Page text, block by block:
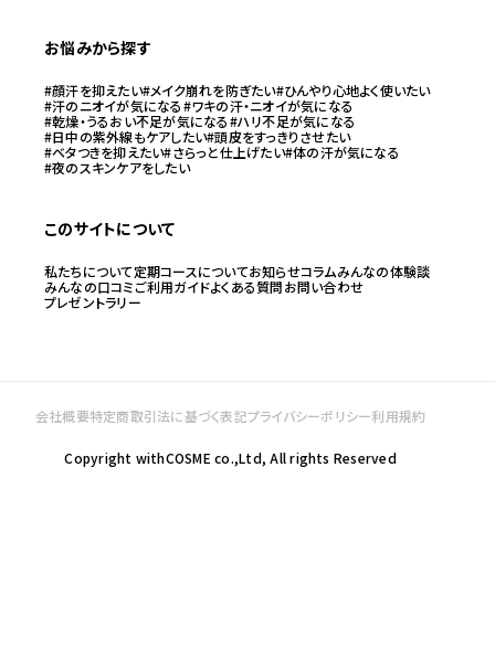
お悩みから探す
#顔汗を抑えたい#メイク崩れを防ぎたい#ひんやり心地よく使いたい
#汗のニオイが気になる#ワキの汗・ニオイが気になる
#乾燥・うるおい不足が気になる#ハリ不足が気になる
#日中の紫外線もケアしたい#頭皮をすっきりさせたい
#ベタつきを抑えたい#さらっと仕上げたい#体の汗が気になる
#夜のスキンケアをしたい
このサイトについて
私たちについて定期コースについてお知らせコラムみんなの体験談
みんなの口コミご利用ガイドよくある質問お問い合わせ
プレゼントラリー
会社概要特定商取引法に基づく表記プライバシーポリシー利用規約
Copyright withCOSME co.,Ltd, All rights Reserved